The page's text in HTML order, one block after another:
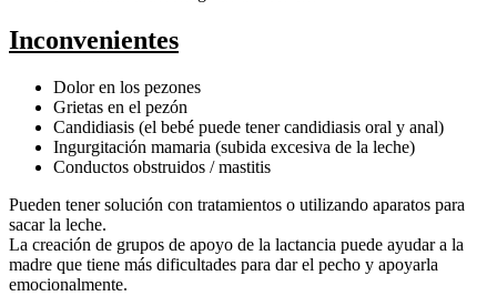
Inconvenientes
Dolor en los pezones
Grietas en el pezón
Candidiasis (el bebé puede tener candidiasis oral y anal)
Ingurgitación mamaria (subida excesiva de la leche)
Conductos obstruidos / mastitis
Pueden tener solución con tratamientos o utilizando aparatos para
sacar la leche.
La creación de grupos de apoyo de la lactancia puede ayudar a la
madre que tiene más dificultades para dar el pecho y apoyarla
emocionalmente.